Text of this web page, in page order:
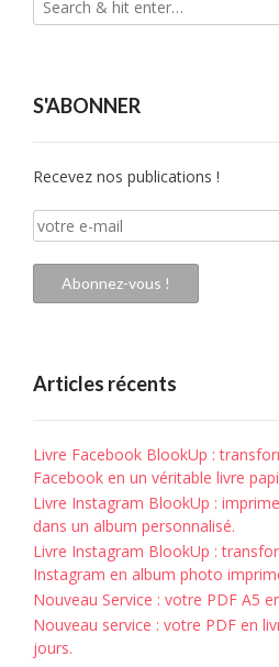
S'ABONNER
Recevez nos publications !
votre
e-
mail
Abonnez-vous !
Articles récents
Livre Facebook BlookUp :
Facebook en un véritable livre
Livre Instagram BlookUp :
dans un album personnalisé.
Livre Instagram BlookUp :
Instagram en album photo
Nouveau Service : votre PDF A5
Nouveau service : votre PDF en
jours.